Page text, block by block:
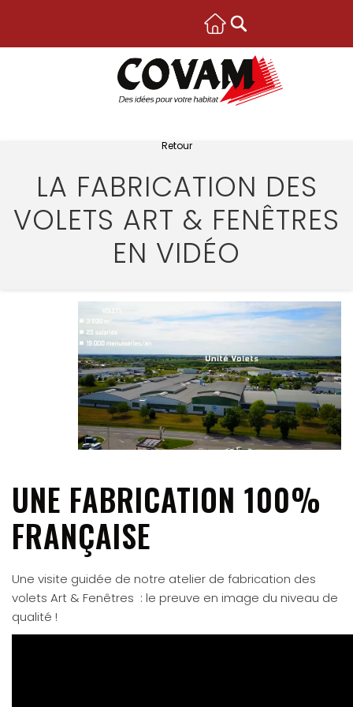
Retour
LA FABRICATION DES
VOLETS ART & FENÊTRES
EN VIDÉO
UNE FABRICATION 100%
FRANÇAISE
Une visite guidée de notre atelier de fabrication des
volets Art & Fenêtres : le preuve en image du niveau de
qualité !